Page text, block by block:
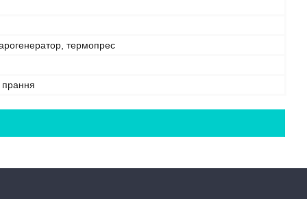
термопрес
прання